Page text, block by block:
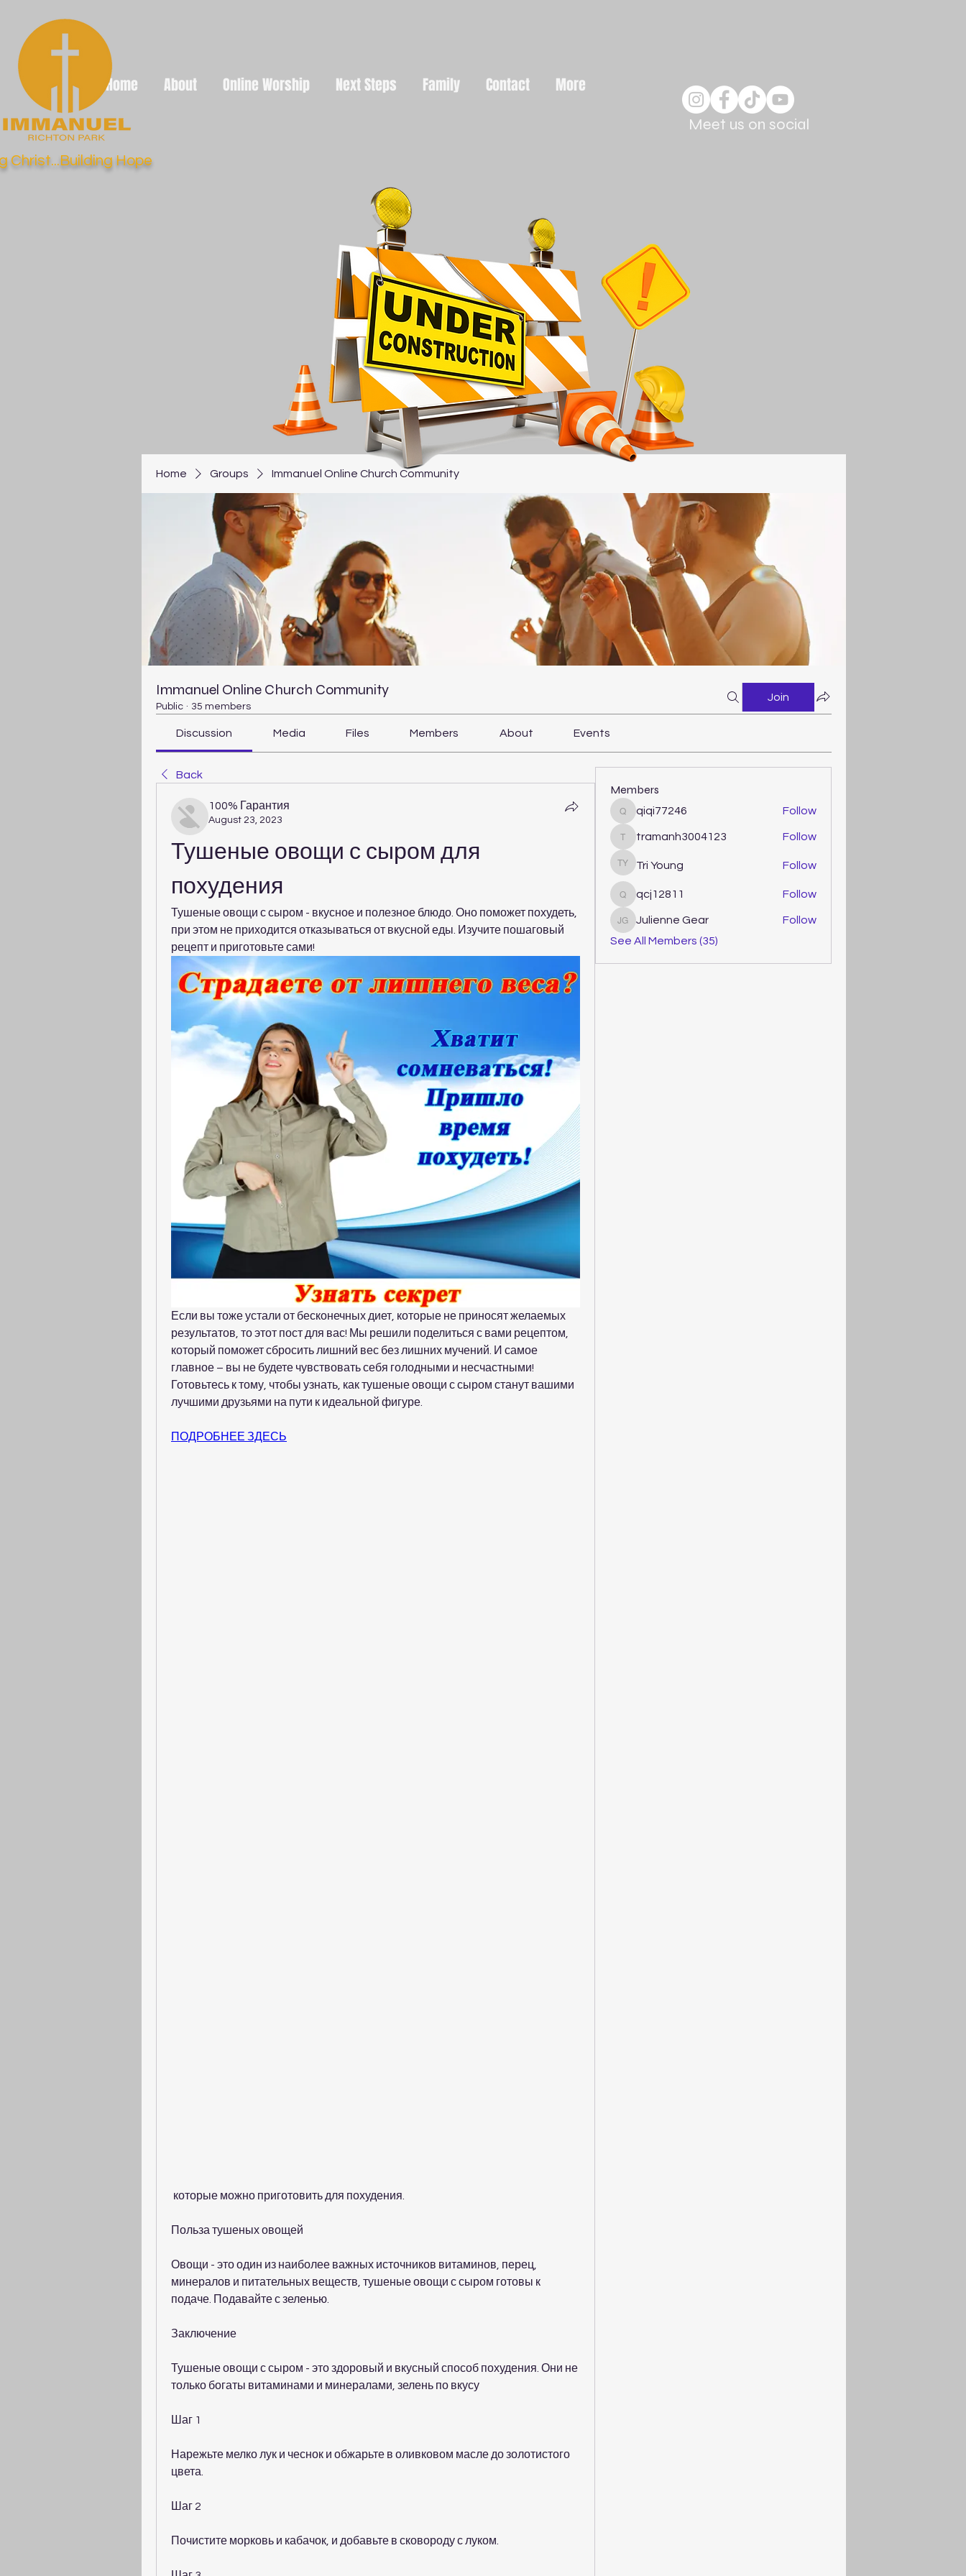
Christ...Building Hope
Home About Online Worship Next Steps Family Contact More
Meet us on social
Home Groups Immanuel Online Church Community
Immanuel Online Church Community
Public · 35 members
Join
Discussion Media Files Members About Events
Back
100% Гарантия
August 23, 2023
Тушеные овощи с сыром для
похудения
Тушеные овощи с сыром - вкусное и полезное блюдо. Оно поможет похудеть,
при этом не приходится отказываться от вкусной еды. Изучите пошаговый
рецепт и приготовьте сами!
Если вы тоже устали от бесконечных диет, которые не приносят желаемых
результатов, то этот пост для вас! Мы решили поделиться с вами рецептом,
который поможет сбросить лишний вес без лишних мучений. И самое
главное – вы не будете чувствовать себя голодными и несчастными!
Готовьтесь к тому, чтобы узнать, как тушеные овощи с сыром станут вашими
лучшими друзьями на пути к идеальной фигуре.
ПОДРОБНЕЕ ЗДЕСЬ
которые можно приготовить для похудения.
Польза тушеных овощей
Овощи - это один из наиболее важных источников витаминов, перец,
минералов и питательных веществ, тушеные овощи с сыром готовы к
подаче. Подавайте с зеленью.
Заключение
Тушеные овощи с сыром - это здоровый и вкусный способ похудения. Они не
только богаты витаминами и минералами, зелень по вкусу
Шаг 1
Нарежьте мелко лук и чеснок и обжарьте в оливковом масле до золотистого
цвета.
Шаг 2
Почистите морковь и кабачок, и добавьте в сковороду с луком.
Members
qiqi77246
qiqi77246 Follow
tramanh3004123
tramanh3004123 Follow
Tri Young
Tri Young Follow
qcj12811
qcj12811 Follow
Julienne Gear
Julienne Gear
Follow
See All Members (35)